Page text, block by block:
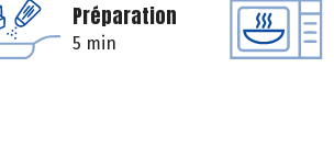
Préparation
5 min